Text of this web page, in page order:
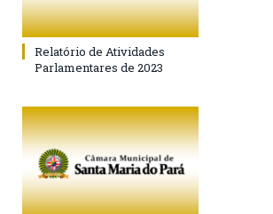
Relatório de Atividades
Parlamentares de 2023